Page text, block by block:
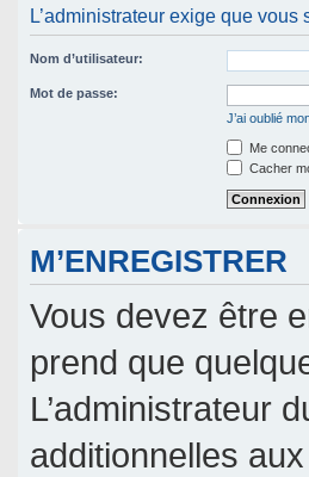
L’administrateur exige que
Nom d’utilisateur:
Mot de passe:
J’ai oublié
Me
Cacher
M’ENREGISTRER
Vous devez être
prend que
L’administrateur
additionnelles